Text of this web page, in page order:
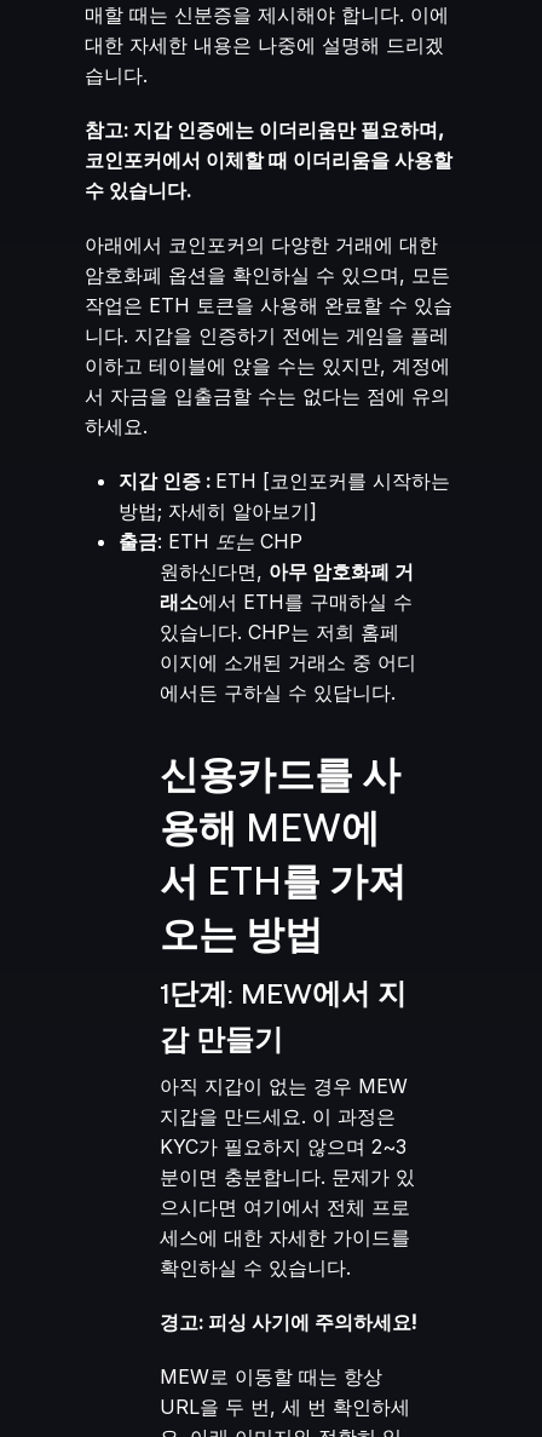
매할 때는 신분증을 제시해야 합니다. 이에
대한 자세한 내용은 나중에 설명해 드리겠
습니다.
참고: 지갑 인증에는 이더리움만 필요하며,
코인포커에서 이체할 때 이더리움을 사용할
수 있습니다.
아래에서 코인포커의 다양한 거래에 대한
암호화폐 옵션을 확인하실 수 있으며, 모든
작업은 ETH 토큰을 사용해 완료할 수 있습
니다. 지갑을 인증하기 전에는 게임을 플레
이하고 테이블에 앉을 수는 있지만, 계정에
서 자금을 입출금할 수는 없다는 점에 유의
하세요.
지갑 인증 : ETH [코인포커를 시작하는
방법; 자세히 알아보기]
출금: ETH 또는 CHP
원하신다면, 아무 암호화폐 거
래소에서 ETH를 구매하실 수
있습니다. CHP는 저희 홈페
이지에 소개된 거래소 중 어디
에서든 구하실 수 있답니다.
신용카드를 사
용해 MEW에
서 ETH를 가져
오는 방법
1단계: MEW에서 지
갑 만들기
아직 지갑이 없는 경우 MEW
지갑을 만드세요. 이 과정은
KYC가 필요하지 않으며 2~3
분이면 충분합니다. 문제가 있
으시다면 여기에서 전체 프로
세스에 대한 자세한 가이드를
확인하실 수 있습니다.
경고: 피싱 사기에 주의하세요!
MEW로 이동할 때는 항상
URL을 두 번, 세 번 확인하세